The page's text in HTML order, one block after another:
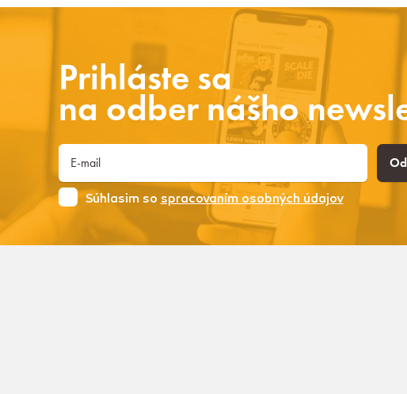
Prihláste sa
na odber nášho
Súhlasim so spracovaním osobných údajov